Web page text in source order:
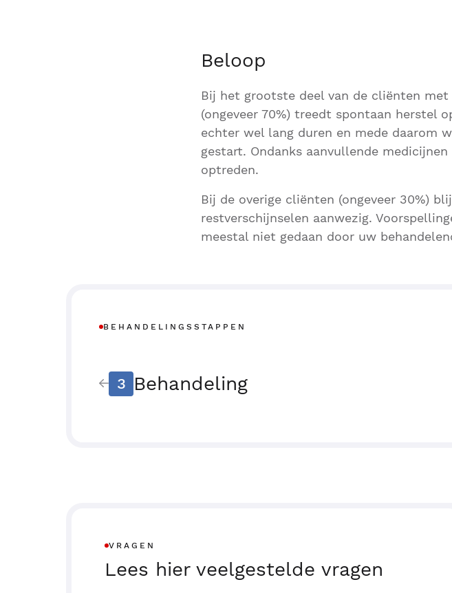
Beloop
Bij het grootste deel van de cliënten
(ongeveer 70%) treedt spontaan herstel
echter wel lang duren en mede daarom
gestart. Ondanks aanvullende
optreden.
Bij de overige cliënten (ongeveer 30%)
restverschijnselen aanwezig.
meestal niet gedaan door uw
BEHANDELINGSSTAPPEN
3 Behandeling
VRAGEN
Lees hier veelgestelde vragen